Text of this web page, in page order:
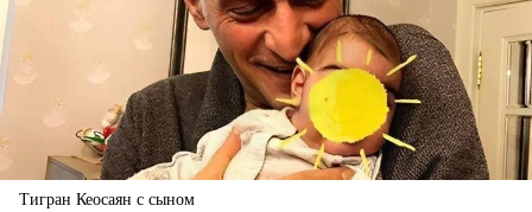
Тигран Кеосаян с сыном